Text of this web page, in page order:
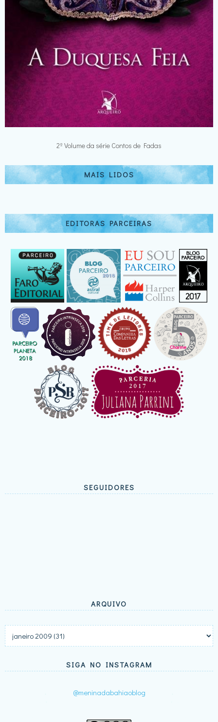
2º Volume da série Contos de Fadas
MAIS LIDOS
EDITORAS PARCEIRAS
SEGUIDORES
ARQUIVO
SIGA NO INSTAGRAM
@meninadabahiaoblog